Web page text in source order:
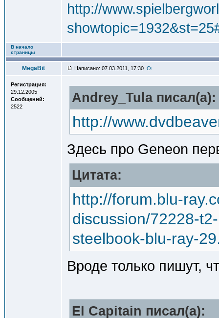
http://
В начало
страницы
MegaBit Написано: 07.03.2011, 17:30
Регистрация:
29.12.2005
Сообщений:
2522
Andrey_Tula писал(a):
http://
Здесь про Geneon
Цитата:
http://forum.blu-
discussion/72228-
steelbook-blu-ray-
Вроде только пишут,
El Capitain писал(a):